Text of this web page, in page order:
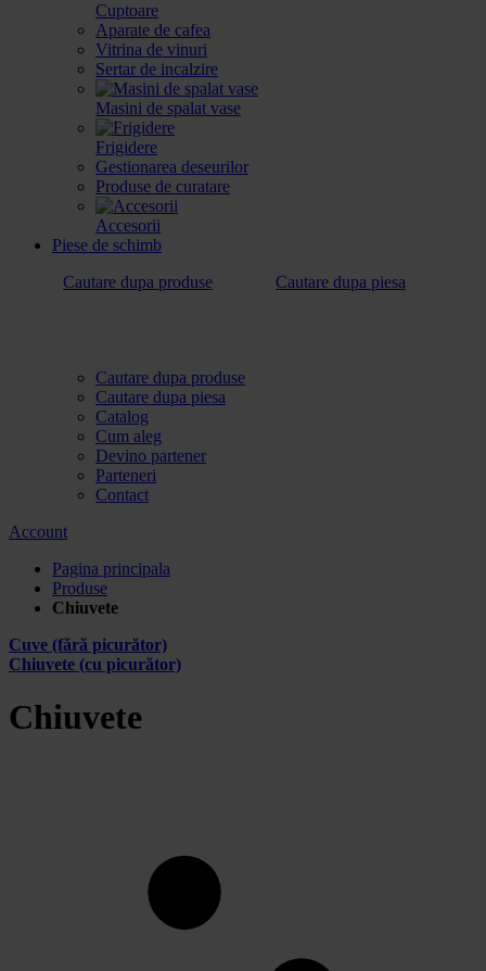
Cuptoare
Aparate de cafea
Vitrina de vinuri
Sertar de incalzire
Masini de spalat vase
Frigidere
Gestionarea deseurilor
Produse de curatare
Accesorii
Piese de schimb
Cautare dupa produse
Cautare dupa piesa
Cautare dupa produse
Cautare dupa piesa
Catalog
Cum aleg
Devino partener
Parteneri
Contact
Account
Pagina principala
Produse
Chiuvete
Cuve (fără picurător)
Chiuvete (cu picurător)
Chiuvete